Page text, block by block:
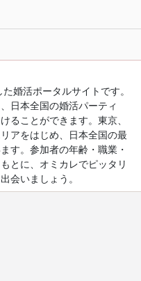
婚活ポータルサイトです。
日本全国の婚活パーティ
ることができます。東京、
アをはじめ、日本全国の最
す。参加者の年齢・職業・
とに、オミカレでピッタリ
会いましょう。